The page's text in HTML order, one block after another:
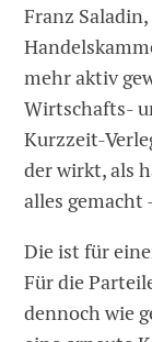
Franz
mehr aktiv
Wirtschafts-
Kurzzeit-
der wirkt, als
alles gemacht
Die ist für
Für die
dennoch wie